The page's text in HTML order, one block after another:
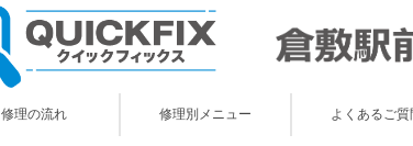
修理の流れ 修理別メニュー よくあるご質